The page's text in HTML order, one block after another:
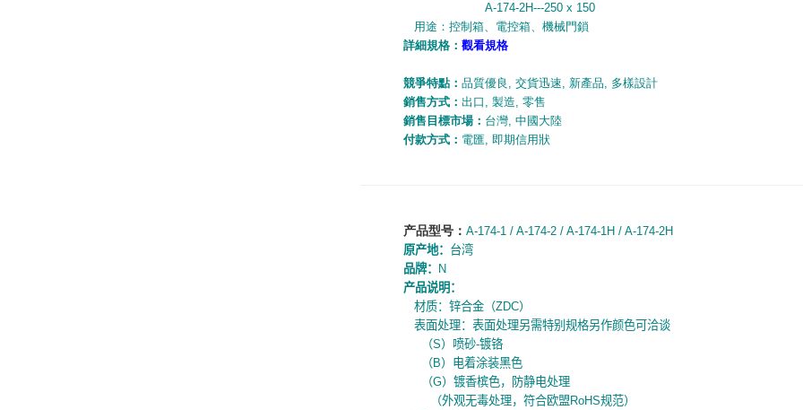
A-174-2H---250 x 150
用途：控制箱、電控箱、機械門鎖
詳細規格： 觀看規格
競爭特點： 品質優良 , 交貨迅速, 新產品, 多樣設計
銷售方式： 出口 , 製造, 零售
銷售目標市場： 台灣, 中國大陸
付款方式： 電匯, 即期信用狀
产品型号： A-174-1 / A-174-2 / A-174-1H / A-174-2H
原产地： 台湾
品牌：
N
产品说明：
材质：锌合金（ZDC）
表面处理：表面处理另需特别规格另作颜色可洽谈
（S）喷砂-镀铬
（ B）电着涂装黑色
（G）镀香槟色，防静电处理
（外观无毒处理，符合欧盟 RoHS规范）